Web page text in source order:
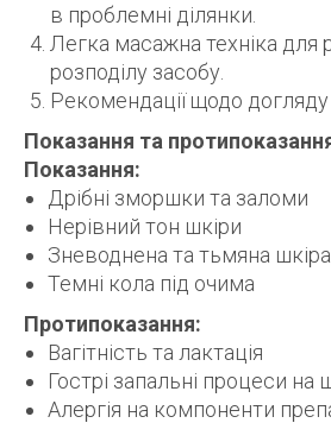
в проблемні ділянки.
Легка масажна техніка для
розподілу засобу.
Рекомендації щодо догляду
Показання та
Показання:
Дрібні зморшки та заломи
Нерівний тон шкіри
Зневоднена та тьмяна шкіра
Темні кола під очима
Протипоказання:
Вагітність та лактація
Гострі запальні процеси на
Алергія на компоненти